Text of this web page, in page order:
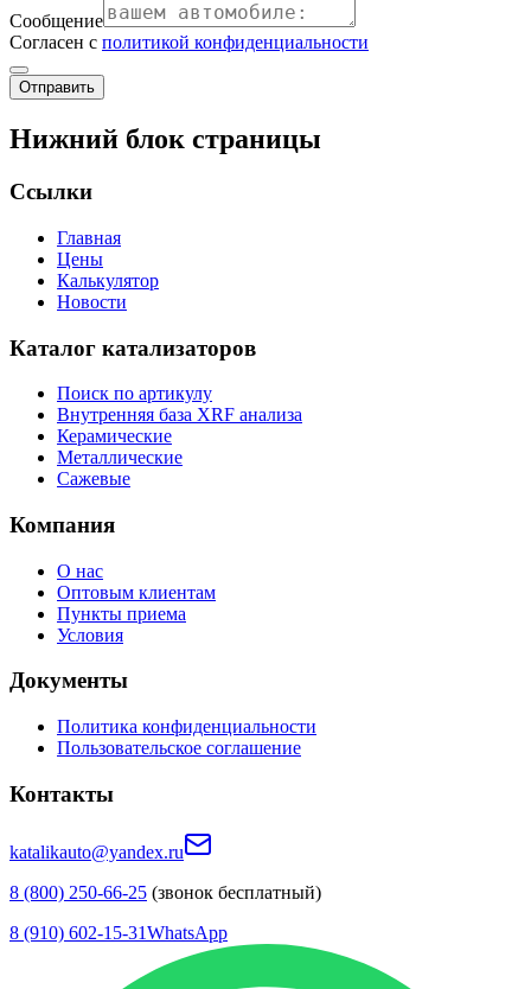
Сообщение
Согласен с политикой конфиденциальности
Отправить
Нижний блок страницы
Ссылки
Главная
Цены
Калькулятор
Новости
Каталог катализаторов
Поиск по артикулу
Внутренняя база XRF анализа
Керамические
Металлические
Сажевые
Компания
О нас
Оптовым клиентам
Пункты приема
Условия
Документы
Политика конфиденциальности
Пользовательское соглашение
Контакты
katalikauto@yandex.ru
8 (800) 250-66-25 (звонок бесплатный)
8 (910) 602-15-31WhatsApp